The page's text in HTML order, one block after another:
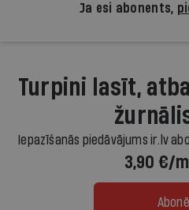
Ja esi abonents,
Turpini lasīt,
Iepazīšanās piedāvājums ir.lv
3,90 €/